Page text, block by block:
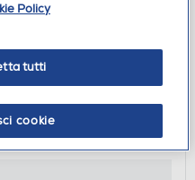
satinato BE-16
Policy
tutti
cookie